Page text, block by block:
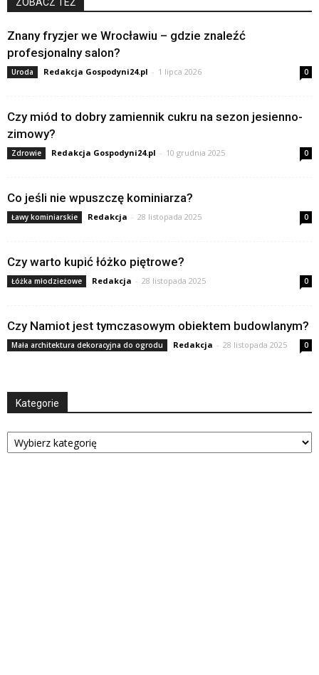
Znany fryzjer we Wrocławiu – gdzie znaleźć
profesjonalny salon?
Uroda Redakcja Gospodyni24.pl - 1 lipca 2026 0
Czy miód to dobry zamiennik cukru na sezon jesienno-
zimowy?
Zdrowie Redakcja Gospodyni24.pl - 10 grudnia 2025 0
Co jeśli nie wpuszczę kominiarza?
Ławy kominiarskie Redakcja - 28 listopada 2025 0
Czy warto kupić łóżko piętrowe?
Łóżka młodzieżowe Redakcja - 28 listopada 2025 0
Czy Namiot jest tymczasowym obiektem budowlanym?
Mała architektura dekoracyjna do ogrodu Redakcja - 28 listopada 2025 0
Kategorie
Kategorie